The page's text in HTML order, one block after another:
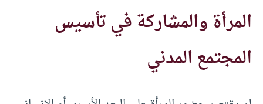
المرأة والمشاركة في تأسيس
المجتمع المدني